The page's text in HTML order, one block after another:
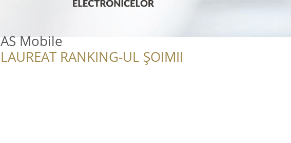
AS Mobile
LAUREAT RANKING-UL ȘOIMII